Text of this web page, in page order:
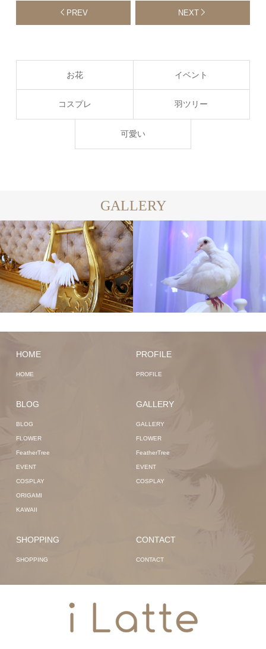
PREV NEXT
お花 イベント
コスプレ 羽ツリー
可愛い
GALLERY
HOME
HOME
PROFILE
PROFILE
BLOG
BLOG
FLOWER
FeatherTree
EVENT
COSPLAY
ORIGAMI
KAWAII
GALLERY
GALLERY
FLOWER
FeatherTree
EVENT
COSPLAY
SHOPPING
SHOPPING
CONTACT
CONTACT